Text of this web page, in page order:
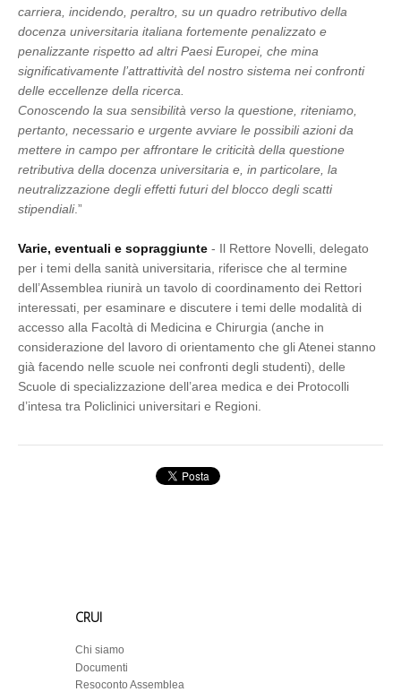
carriera, incidendo, peraltro, su un quadro retributivo della
docenza universitaria italiana fortemente penalizzato e
penalizzante rispetto ad altri Paesi Europei, che mina
significativamente l’attrattività del nostro sistema nei confronti
delle eccellenze della ricerca.
Conoscendo la sua sensibilità verso la questione, riteniamo,
pertanto, necessario e urgente avviare le possibili azioni da
mettere in campo per affrontare le criticità della questione
retributiva della docenza universitaria e, in particolare, la
neutralizzazione degli effetti futuri del blocco degli scatti
stipendiali.”
Varie, eventuali e sopraggiunte - Il Rettore Novelli, delegato
per i temi della sanità universitaria, riferisce che al termine
dell’Assemblea riunirà un tavolo di coordinamento dei Rettori
interessati, per esaminare e discutere i temi delle modalità di
accesso alla Facoltà di Medicina e Chirurgia (anche in
considerazione del lavoro di orientamento che gli Atenei stanno
già facendo nelle scuole nei confronti degli studenti), delle
Scuole di specializzazione dell’area medica e dei Protocolli
d’intesa tra Policlinici universitari e Regioni.
CRUI
Chi siamo
Documenti
Resoconto Assemblea